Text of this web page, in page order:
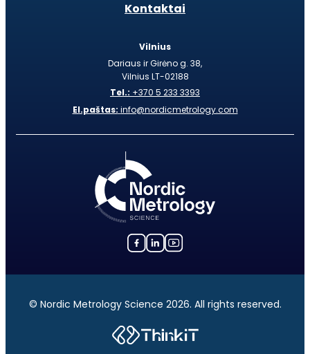
Kontaktai
Vilnius
Dariaus ir Girėno g. 38,
Vilnius LT-02188
Tel.: +370 5 233 3393
El.paštas: info@nordicmetrology.com
© Nordic Metrology Science 2026. All rights reserved.